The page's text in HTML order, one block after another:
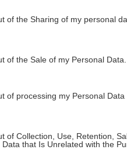
of the Sharing of my personal
of the Sale of my Personal Data.
of processing my Personal Data
of Collection, Use, Retention,
that Is Unrelated with the